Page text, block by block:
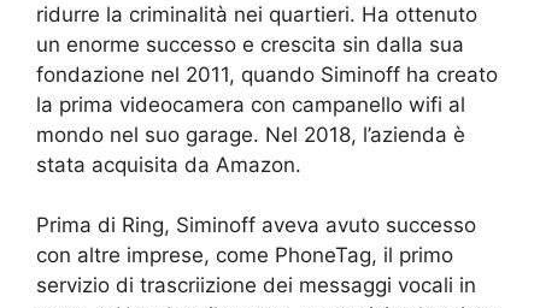
ridurre la criminalità nei quartieri. Ha ottenuto
un enorme successo e crescita sin dalla sua
fondazione nel 2011, quando Siminoff ha creato
la prima videocamera con campanello wifi al
mondo nel suo garage. Nel 2018, l’azienda è
stata acquisita da Amazon.
Prima di Ring, Siminoff aveva avuto successo
con altre imprese, come PhoneTag, il primo
servizio di trascriizione dei messaggi vocali in